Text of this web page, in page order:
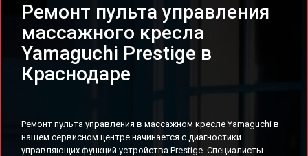
Ремонт пульта управления
массажного кресла
Yamaguchi Prestige в
Краснодаре
Ремонт пульта управления в массажном кресле Yamaguchi в
нашем сервисном центре начинается с диагностики
управляющих функций устройства Prestige. Специалисты